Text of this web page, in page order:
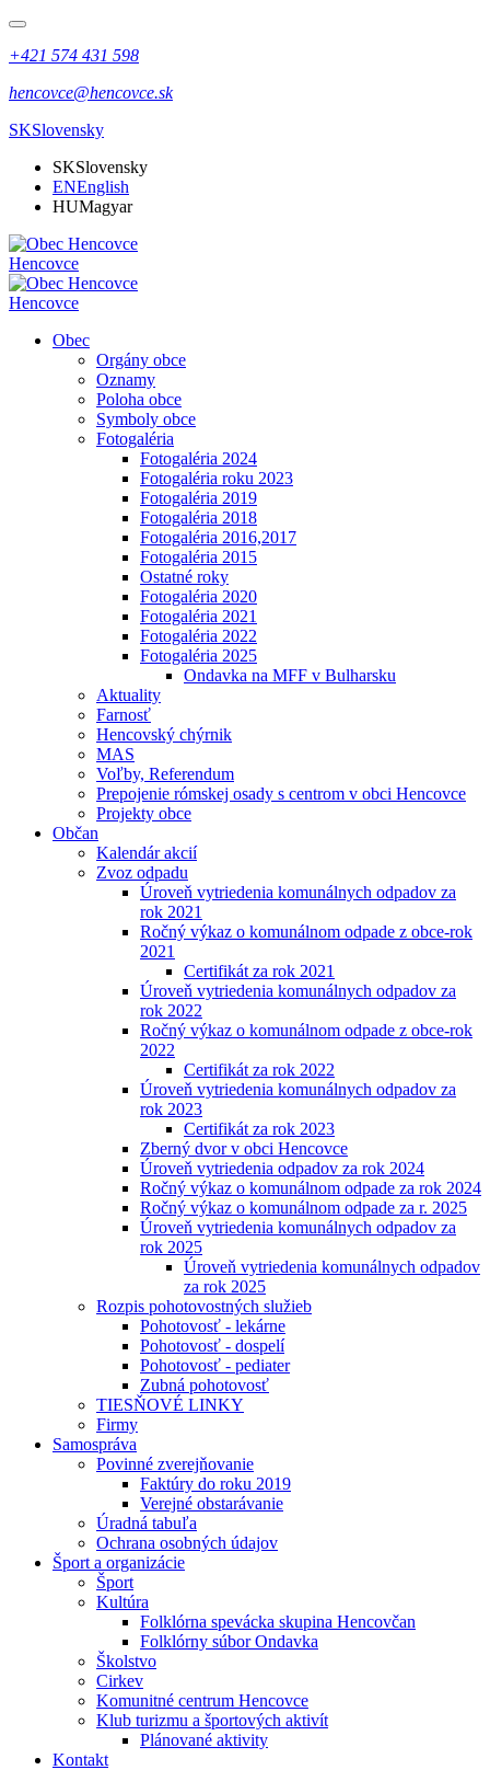
+421 574 431 598
hencovce@hencovce.sk
SKSlovensky
SKSlovensky
ENEnglish
HUMagyar
Hencovce
Hencovce
Obec
Orgány obce
Oznamy
Poloha obce
Symboly obce
Fotogaléria
Fotogaléria 2024
Fotogaléria roku 2023
Fotogaléria 2019
Fotogaléria 2018
Fotogaléria 2016,2017
Fotogaléria 2015
Ostatné roky
Fotogaléria 2020
Fotogaléria 2021
Fotogaléria 2022
Fotogaléria 2025
Ondavka na MFF v Bulharsku
Aktuality
Farnosť
Hencovský chýrnik
MAS
Voľby, Referendum
Prepojenie rómskej osady s centrom v obci Hencovce
Projekty obce
Občan
Kalendár akcií
Zvoz odpadu
Úroveň vytriedenia komunálnych odpadov za
rok 2021
Ročný výkaz o komunálnom odpade z obce-rok
2021
Certifikát za rok 2021
Úroveň vytriedenia komunálnych odpadov za
rok 2022
Ročný výkaz o komunálnom odpade z obce-rok
2022
Certifikát za rok 2022
Úroveň vytriedenia komunálnych odpadov za
rok 2023
Certifikát za rok 2023
Zberný dvor v obci Hencovce
Úroveň vytriedenia odpadov za rok 2024
Ročný výkaz o komunálnom odpade za rok 2024
Ročný výkaz o komunálnom odpade za r. 2025
Úroveň vytriedenia komunálnych odpadov za
rok 2025
Úroveň vytriedenia komunálnych odpadov
za rok 2025
Rozpis pohotovostných služieb
Pohotovosť - lekárne
Pohotovosť - dospelí
Pohotovosť - pediater
Zubná pohotovosť
TIESŇOVÉ LINKY
Firmy
Samospráva
Povinné zverejňovanie
Faktúry do roku 2019
Verejné obstarávanie
Úradná tabuľa
Ochrana osobných údajov
Šport a organizácie
Šport
Kultúra
Folklórna spevácka skupina Hencovčan
Folklórny súbor Ondavka
Školstvo
Cirkev
Komunitné centrum Hencovce
Klub turizmu a športových aktivít
Plánované aktivity
Kontakt